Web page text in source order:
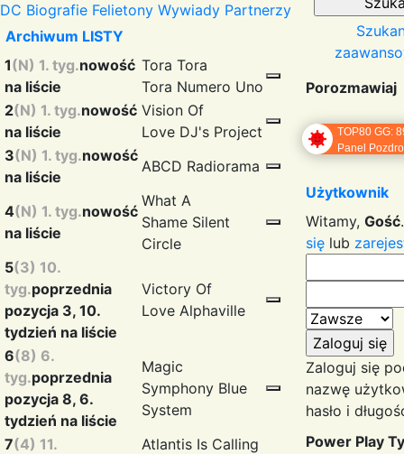
DC Biografie Felietony Wywiady Partnerzy
Archiwum LISTY
1(N) 1. tyg.nowość
na liście
Tora Tora
Tora Numero Uno
2(N) 1. tyg.nowość
na liście
Vision Of
Love DJ's Project
3(N) 1. tyg.nowość
na liście
ABCD Radiorama
4(N) 1. tyg.nowość
na liście
What A
Shame Silent
Circle
5(3) 10.
tyg.poprzednia
pozycja 3, 10.
tydzień na liście
Victory Of
Love Alphaville
6(8) 6.
tyg.poprzednia
pozycja 8, 6.
tydzień na liście
Magic
Symphony Blue
System
7(4) 11.
Atlantis Is Calling
Porozmawiaj
TOP80 GG:
Panel
Użytkownik
Witamy, Gość
się lub
Zaloguj się
nazwę
hasło i
Power Play